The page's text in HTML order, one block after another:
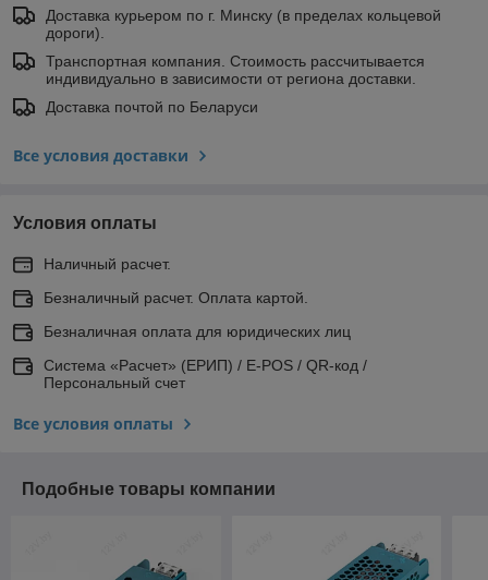
Доставка курьером по г. Минску (в пределах кольцевой
дороги).
Транспортная компания. Стоимость рассчитывается
индивидуально в зависимости от региона доставки.
Доставка почтой по Беларуси
Все условия доставки
Условия оплаты
Наличный расчет.
Безналичный расчет. Оплата картой.
Безналичная оплата для юридических лиц
Система «Расчет» (ЕРИП) / E-POS / QR-код /
Персональный счет
Все условия оплаты
Подобные товары компании